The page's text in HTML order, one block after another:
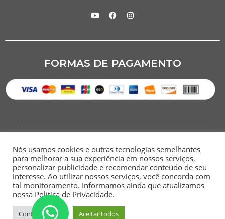
FORMAS DE PAGAMENTO
CNPJ: 07.284.949/0001-00
HOME SITEMAP
Nós usamos cookies e outras tecnologias semelhantes
para melhorar a sua experiência em nossos serviços,
personalizar publicidade e recomendar conteúdo de seu
interesse. Ao utilizar nossos serviços, você concorda com
tal monitoramento. Informamos ainda que atualizamos
nossa Política de Privacidade.
Configurações Aceitar todos